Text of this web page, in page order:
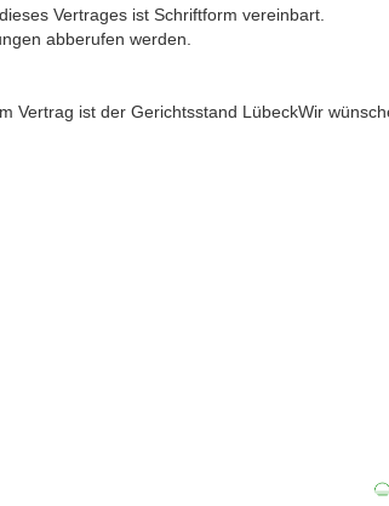
Vertrages ist Schriftform vereinbart.
abberufen werden.
Vertrag ist der Gerichtsstand LübeckWir